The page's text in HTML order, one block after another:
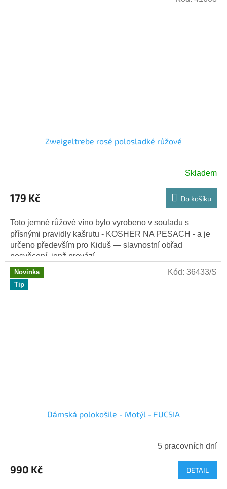
Zweigeltrebe rosé polosladké růžové
Skladem
179 Kč Do košíku
Toto jemné růžové víno bylo vyrobeno v souladu s
přísnými pravidly kašrutu - KOSHER NA PESACH - a je
určeno především pro Kiduš — slavnostní obřad
posvěcení, jenž provází...
Novinka
Tip
Dámská polokošile - Motýl - FUCSIA
5 pracovních dní
990 Kč DETAIL
Kód: 36433/S